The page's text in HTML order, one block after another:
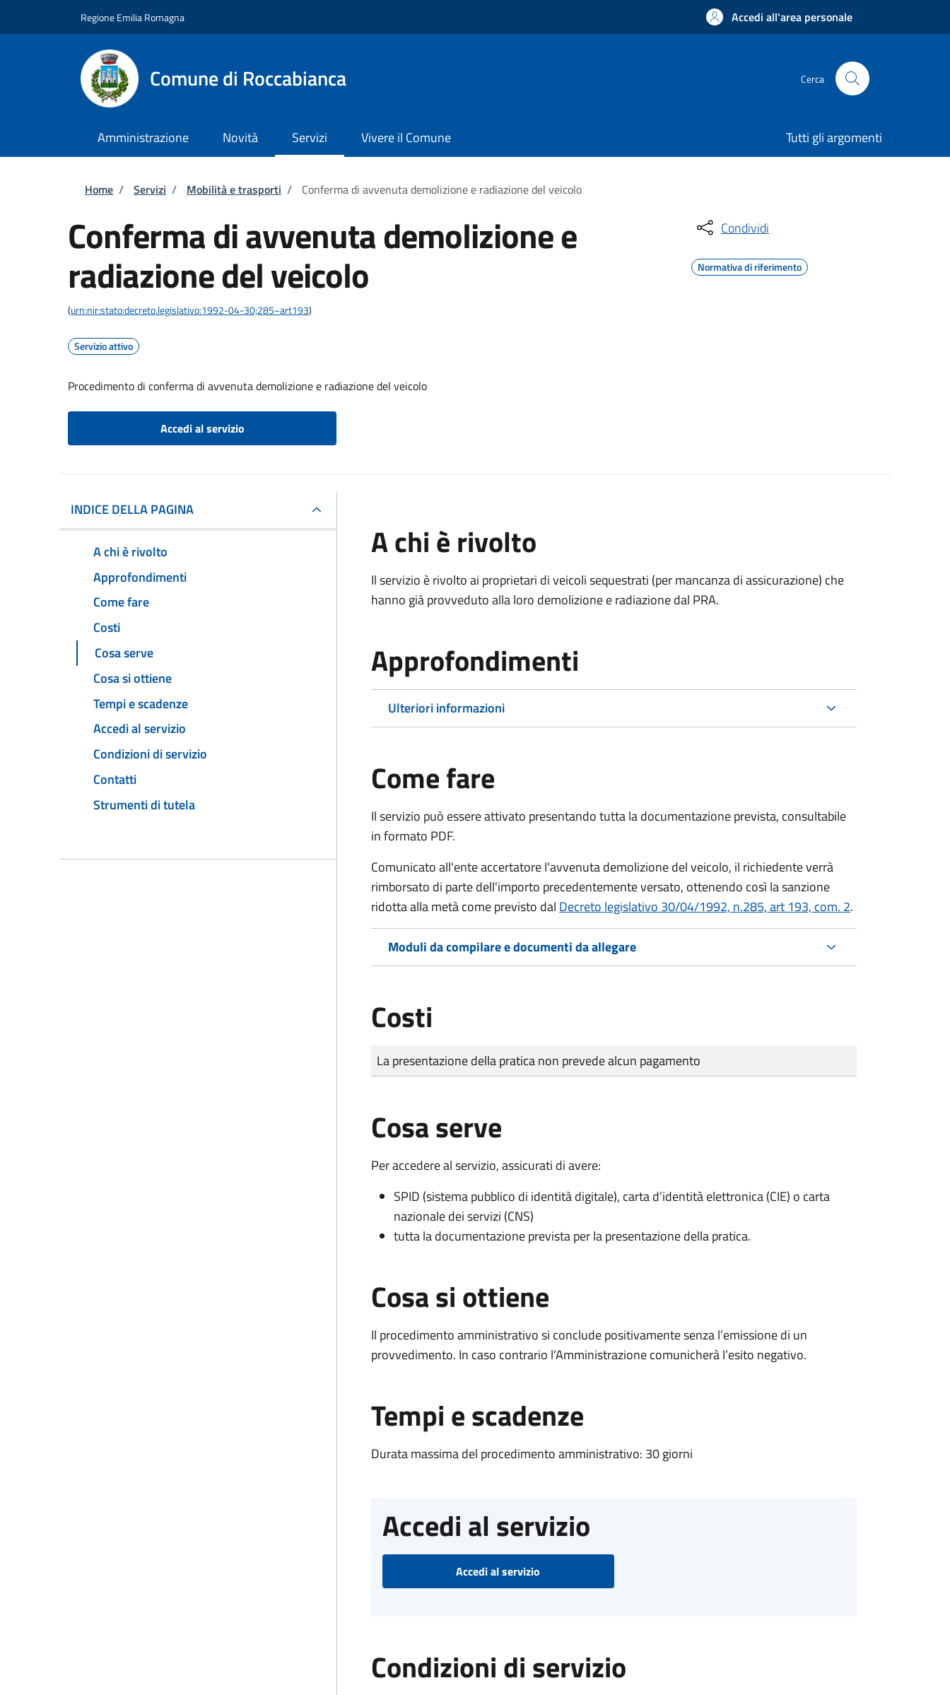
Regione Emilia Romagna Accedi all'area personale
Comune di Roccabianca Cerca
Amministrazione Novità Servizi Vivere il Comune Tutti gli argomenti
Briciole di pane
Home / Servizi / Mobilità e trasporti / Conferma di avvenuta demolizione e radiazione del veicolo
Conferma di avvenuta demolizione e
radiazione del veicolo
(urn:nir:stato:decreto.legislativo:1992-04-30;285~art193)
Servizio attivo
Procedimento di conferma di avvenuta demolizione e radiazione del veicolo
Accedi al servizio
Condividi
Normativa di riferimento
INDICE DELLA PAGINA
A chi è rivolto
Approfondimenti
Come fare
Costi
Cosa serve
Cosa si ottiene
Tempi e scadenze
Accedi al servizio
Condizioni di servizio
Contatti
Strumenti di tutela
A chi è rivolto
Il servizio è rivolto ai proprietari di veicoli sequestrati (per mancanza di assicurazione) che
hanno già provveduto alla loro demolizione e radiazione dal PRA.
Approfondimenti
Ulteriori informazioni
Come fare
Il servizio può essere attivato presentando tutta la documentazione prevista, consultabile
in formato PDF.
Comunicato all'ente accertatore l'avvenuta demolizione del veicolo, il richiedente verrà
rimborsato di parte dell'importo precedentemente versato, ottenendo così la sanzione
ridotta alla metà come previsto dal Decreto legislativo 30/04/1992, n.285, art 193, com. 2.
Moduli da compilare e documenti da allegare
Costi
Tipo di pagamento
Importo
La presentazione della pratica non prevede alcun pagamento
Cosa serve
Per accedere al servizio, assicurati di avere:
SPID (sistema pubblico di identità digitale), carta d’identità elettronica (CIE) o carta
nazionale dei servizi (CNS)
tutta la documentazione prevista per la presentazione della pratica.
Cosa si ottiene
Il procedimento amministrativo si conclude positivamente senza l’emissione di un
provvedimento. In caso contrario l’Amministrazione comunicherà l’esito negativo.
Tempi e scadenze
Durata massima del procedimento amministrativo: 30 giorni
Accedi al servizio
Accedi al servizio
Condizioni di servizio